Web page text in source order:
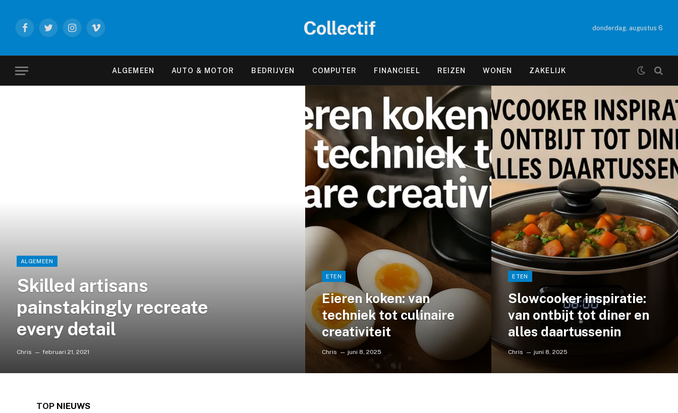
FacebookTwitterInstagram
Vimeo Collectif donderdag, augustus 6
ALGEMEEN AUTO & MOTOR BEDRIJVEN COMPUTER FINANCIEEL REIZEN WONEN ZAKELIJK
ALGEMEEN
Skilled artisans
painstakingly recreate
every detail
Chris februari 21, 2021
ETEN
Eieren koken: van
techniek tot culinaire
creativiteit
Chris juni 8, 2025
ETEN
Slowcooker inspiratie:
van ontbijt tot diner en
alles daartussenin
Chris juni 8, 2025
TOP NIEUWS